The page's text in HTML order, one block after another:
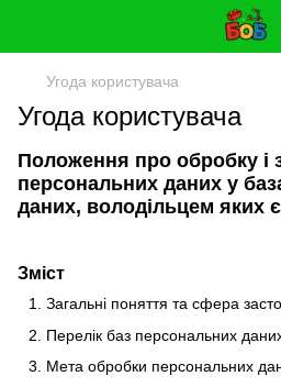
Угода користувача
Угода користувача
Положення про обробку і
персональних даних у
даних, володільцем яких
Зміст
Загальні поняття та сфера
Перелік баз персональних
Мета обробки персональних